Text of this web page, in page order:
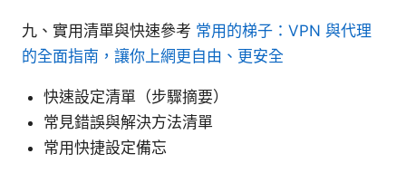
九、實用清單與快速參考 常用的梯子：VPN 與代理
的全面指南，讓你上網更自由、更安全
快速設定清單（步驟摘要）
常見錯誤與解決方法清單
常用快捷設定備忘